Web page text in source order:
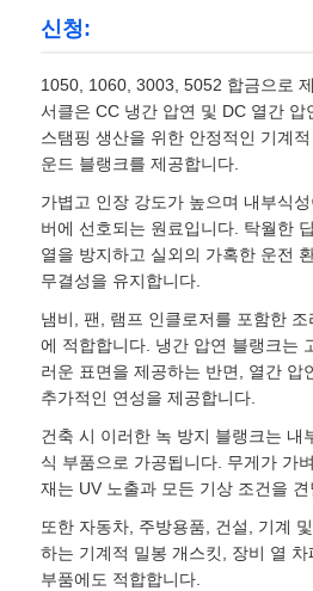
신청:
1050, 1060, 3003, 5052 합금으로
서클은 CC 냉간 압연 및 DC 열간
스탬핑 생산을 위한 안정적인 기계
운드 블랭크를 제공합니다.
가볍고 인장 강도가 높으며 내부식
버에 선호되는 원료입니다. 탁월한
열을 방지하고 실외의 가혹한 운전
무결성을 유지합니다.
냄비, 팬, 램프 인클로저를 포함한
에 적합합니다. 냉간 압연 블랭크는
러운 표면을 제공하는 반면, 열간 압
추가적인 연성을 제공합니다.
건축 시 이러한 녹 방지 블랭크는 내
식 부품으로 가공됩니다. 무게가 가
재는 UV 노출과 모든 기상 조건을
또한 자동차, 주방용품, 건설, 기계
하는 기계적 밀봉 개스킷, 장비 열
부품에도 적합합니다.